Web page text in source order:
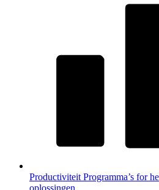
Productiviteit Programma’s for
oplossingen